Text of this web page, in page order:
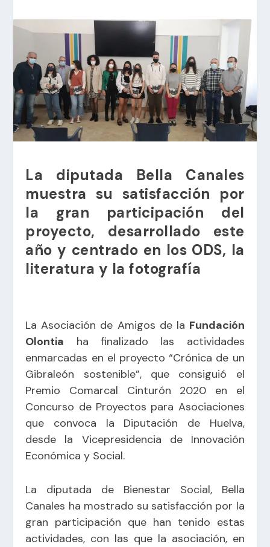
La diputada Bella Canales
muestra su satisfacción por
la gran participación del
proyecto, desarrollado este
año y centrado en los ODS, la
literatura y la fotografía
La Asociación de Amigos de la Fundación
Olontia ha finalizado las actividades
enmarcadas en el proyecto “Crónica de un
Gibraleón sostenible”, que consiguió el
Premio Comarcal Cinturón 2020 en el
Concurso de Proyectos para Asociaciones
que convoca la Diputación de Huelva,
desde la Vicepresidencia de Innovación
Económica y Social.
La diputada de Bienestar Social, Bella
Canales ha mostrado su satisfacción por la
gran participación que han tenido estas
actividades, con las que la asociación, en